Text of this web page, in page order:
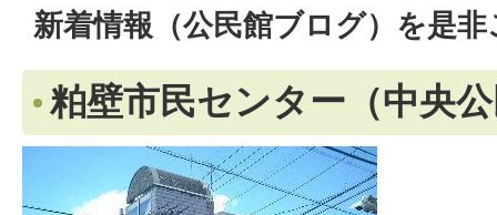
新着情報（公民館ブログ）を是
粕壁市民センター（中央